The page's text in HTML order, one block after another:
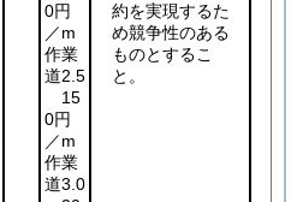
0円
／m
作業
道2.5
15
0円
／m
作業
道3.0
約を実現するた
め競争性のある
ものとするこ
と。